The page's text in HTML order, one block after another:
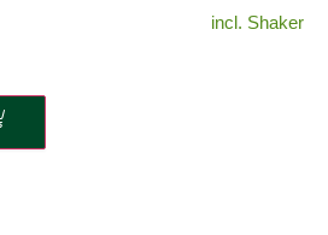
incl. Shaker